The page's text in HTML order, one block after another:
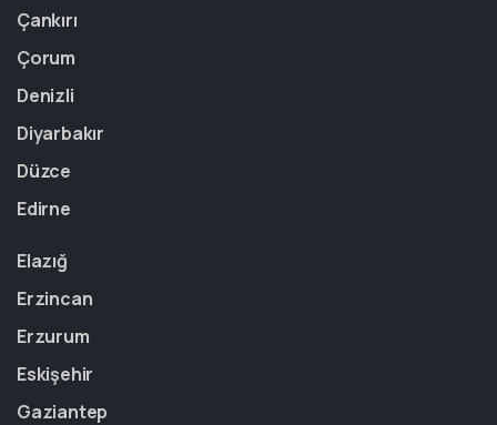
Çankırı
Çorum
Denizli
Diyarbakır
Düzce
Edirne
Elazığ
Erzincan
Erzurum
Eskişehir
Gaziantep